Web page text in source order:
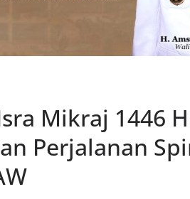
Mikraj 1446
Perjalanan